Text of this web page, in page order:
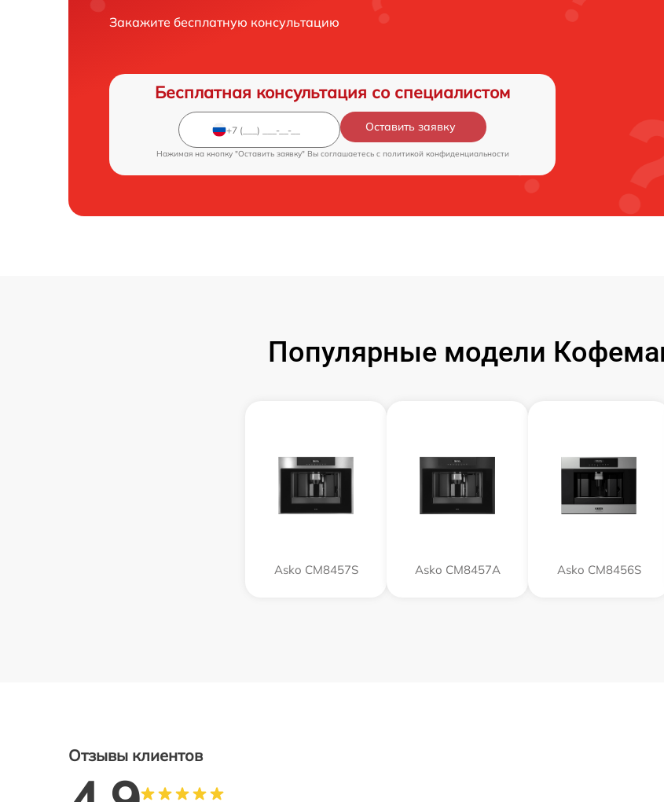
Закажите бесплатную консультацию
Бесплатная консультация со специалистом
Оставить заявку
Нажимая на кнопку "Оставить заявку" Вы соглашаетесь c политикой конфиденциальности
Популярные модели
Asko CM8457S Asko CM8457A Asko CM8456S
Отзывы клиентов